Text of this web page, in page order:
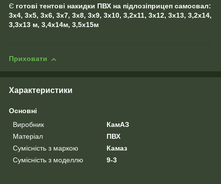
Є готові тентові накидки ПВХ на підлозіприцеп самосвал:
3х4, 3х5, 3х6, 3х7, 3х8, 3х9, 3х10, 3,2х11, 3х12, 3х13, 3,2х14,
3,3х13 м, 3,4х14м, 3,5х15м
Приховати
Характеристики
Основні
Виробник
КамАЗ
Матеріал
ПВХ
Сумісність з маркою
Камаз
Сумісність з моделлю
9-3